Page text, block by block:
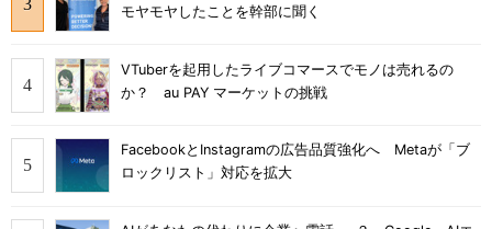
モヤモヤしたことを幹部に聞く
VTuberを起用したライブコマースでモノは売れるの
か？ au PAY マーケットの挑戦
FacebookとInstagramの広告品質強化へ Metaが「ブ
ロックリスト」対応を拡大